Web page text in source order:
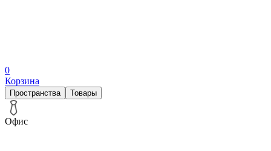
0
Корзина
Пространства Товары
Офис